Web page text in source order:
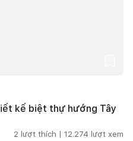
kế biệt thự hướng Tây
2 lượt thích | 12.274 lượt xem